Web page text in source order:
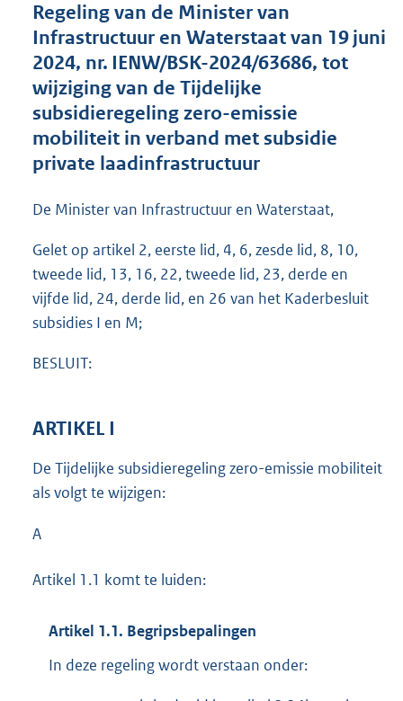
d
s
g
r
o
o
t
e
1
6
M
Regeling van de Minister van
Infrastructuur en Waterstaat van 19 juni
2024, nr. IENW/BSK-2024/63686, tot
wijziging van de Tijdelijke
subsidieregeling zero-emissie
mobiliteit in verband met subsidie
private laadinfrastructuur
De Minister van Infrastructuur en Waterstaat,
Gelet op artikel 2, eerste lid, 4, 6, zesde lid, 8, 10,
tweede lid, 13, 16, 22, tweede lid, 23, derde en
vijfde lid, 24, derde lid, en 26 van het Kaderbesluit
subsidies I en M;
BESLUIT:
ARTIKEL I
De Tijdelijke subsidieregeling zero-emissie mobiliteit
als volgt te wijzigen:
A
Artikel 1.1 komt te luiden:
Artikel 1.1. Begripsbepalingen
In deze regeling wordt verstaan onder: